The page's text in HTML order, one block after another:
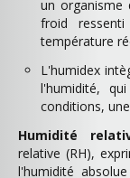
un organisme
froid
température
L'humidex
l'humidité,
conditions,
Humidité
relative (RH),
l'humidité